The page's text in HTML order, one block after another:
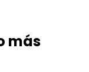
más